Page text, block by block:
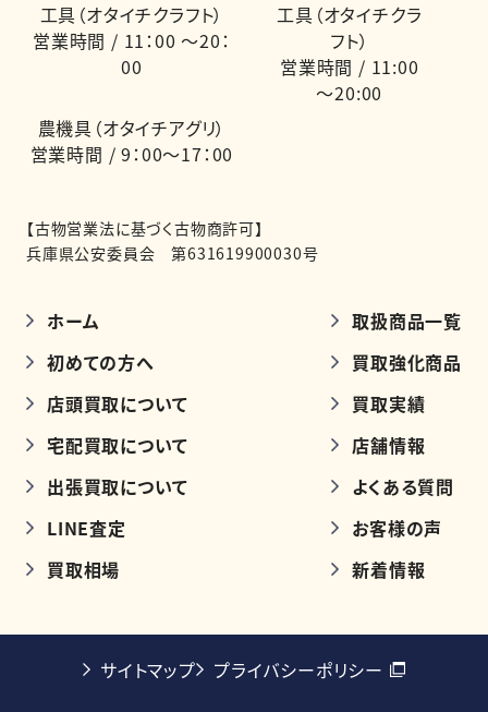
工具（オタイチクラフト）
営業時間 / 11：00 ～20：
00
農機具（オタイチアグリ）
営業時間 / 9：00～17：00
工具（オタイチクラ
フト）
営業時間 / 11:00
～20:00
【古物営業法に基づく古物商許可】
兵庫県公安委員会 第631619900030号
ホーム
初めての方へ
店頭買取について
宅配買取について
出張買取について
LINE査定
買取相場
取扱商品一覧
買取強化商品
買取実績
店舗情報
よくある質問
お客様の声
新着情報
サイトマップ プライバシーポリシー